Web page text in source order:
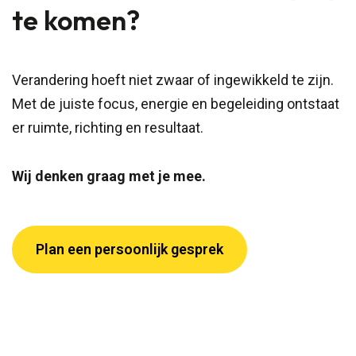
te komen?
Verandering hoeft niet zwaar of ingewikkeld te zijn.
Met de juiste focus, energie en begeleiding ontstaat
er ruimte, richting en resultaat.
Wij denken graag met je mee.
Plan een persoonlijk gesprek